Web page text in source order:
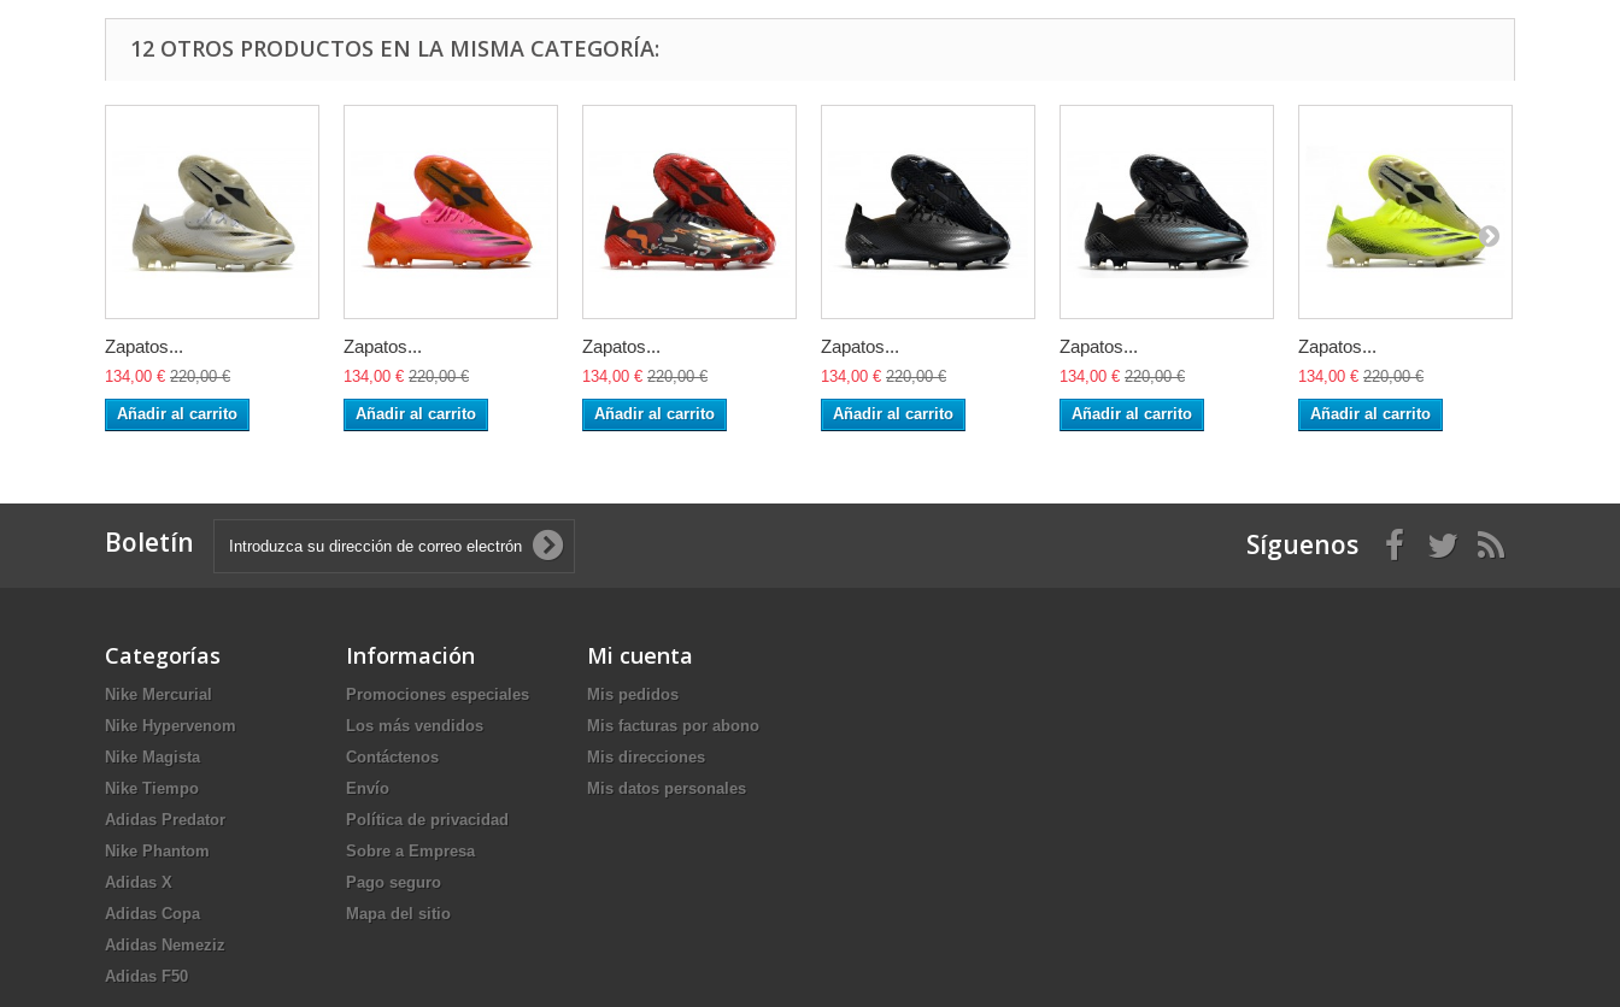
12 OTROS PRODUCTOS EN LA MISMA CATEGORÍA:
Zapatos...
134,00 € 220,00 €
Añadir al carrito
Zapatos...
134,00 € 220,00 €
Añadir al carrito
Zapatos...
134,00 € 220,00 €
Añadir al carrito
Zapatos...
134,00 € 220,00 €
Añadir al carrito
Zapatos...
134,00 € 220,00 €
Añadir al carrito
Zapatos...
134,00 € 220,00 €
Añadir al carrito
Boletín Síguenos
Categorías
Nike Mercurial
Nike Hypervenom
Nike Magista
Nike Tiempo
Adidas Predator
Nike Phantom
Adidas X
Adidas Copa
Adidas Nemeziz
Adidas F50
Información
Promociones especiales
Los más vendidos
Contáctenos
Envío
Política de privacidad
Sobre a Empresa
Pago seguro
Mapa del sitio
Mi cuenta
Mis pedidos
Mis facturas por abono
Mis direcciones
Mis datos personales